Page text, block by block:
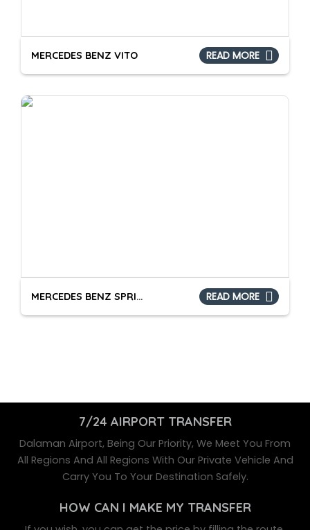
MERCEDES BENZ VITO READ MORE
MERCEDES BENZ SPRINTER READ MORE
7/24 AIRPORT TRANSFER
Dalaman Airport, Being Our Priority, We Meet You From
All Regions And All Regions With Our Private Vehicle And
Carry You To Your Destination Safely.
HOW CAN I MAKE MY TRANSFER